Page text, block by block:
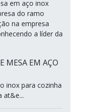
em aço inox
do ramo
na empresa
a líder da
MESA EM AÇO
inox para cozinha
at&e...